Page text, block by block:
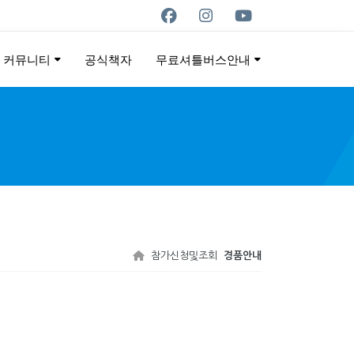
커뮤니티 공식책자 무료셔틀버스안내
참가신청및조회 경품안내